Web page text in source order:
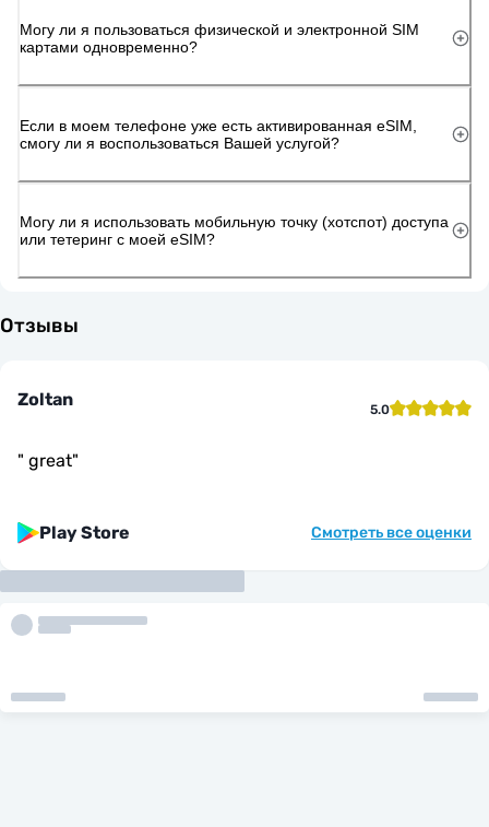
Могу ли я пользоваться физической и электронной SIM
картами одновременно?
Если в моем телефоне уже есть активированная eSIM,
смогу ли я воспользоваться Вашей услугой?
Могу ли я использовать мобильную точку (хотспот) доступа
или тетеринг с моей eSIM?
Отзывы
Zoltan 5.0
" great"
Play Store Смотреть все оценки